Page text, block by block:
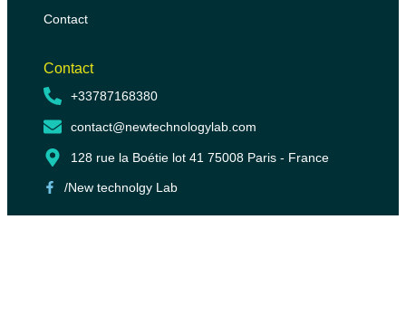
Contact
Contact
+33787168380
contact@newtechnologylab.com
128 rue la Boétie lot 41 75008 Paris - France
/New technolgy Lab